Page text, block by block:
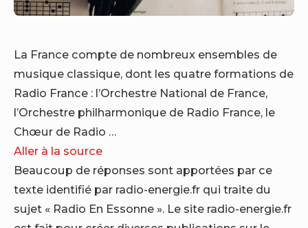
La France compte de nombreux ensembles de
musique classique, dont les quatre formations de
Radio France : l’Orchestre National de France,
l’Orchestre philharmonique de Radio France, le
Chœur de Radio …
Aller à la source
Beaucoup de réponses sont apportées par ce
texte identifié par radio-energie.fr qui traite du
sujet « Radio En Essonne ». Le site radio-energie.fr